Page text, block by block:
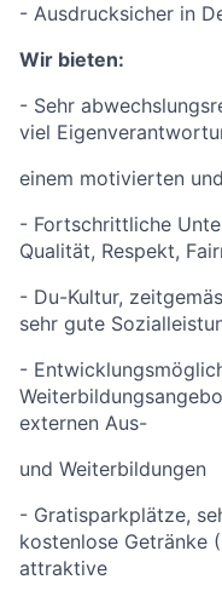
- Ausdrucksicher in
Wir bieten:
- Sehr
viel
einem motivierten
- Fortschrittliche
Qualität, Respekt,
- Du-Kultur,
sehr gute
-
externen Aus-
und Weiterbildungen
- Gratisparkplätze,
kostenlose Getränke
attraktive